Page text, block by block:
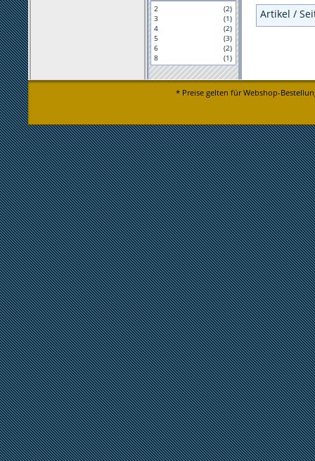
2
(2)
3
(1)
4
(2)
5
(3)
6
(2)
8
(1)
Artikel /
* Preise gelten für Webshop-